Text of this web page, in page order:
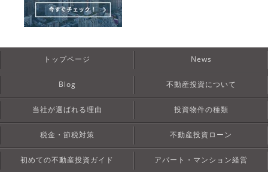
トップページ News
Blog 不動産投資について
当社が選ばれる理由 投資物件の種類
税金・節税対策 不動産投資ローン
初めての不動産投資ガイド アパート・マンション経営